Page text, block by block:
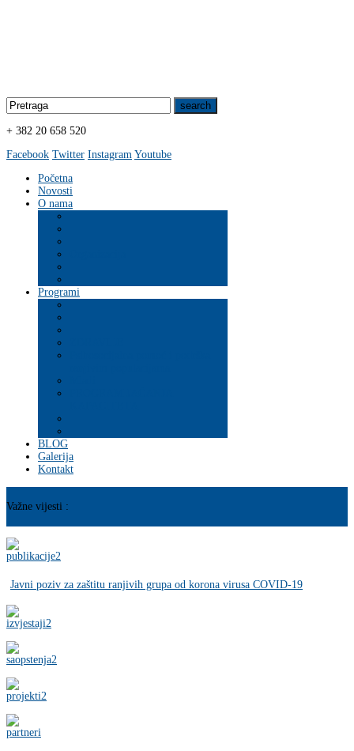
+ 382 20 658 520
Facebook Twitter Instagram Youtube
Početna
Novosti
O nama
Programi
BLOG
Galerija
Kontakt
Važne vijesti :
Javni poziv za zaštitu ranjivih grupa od korona virusa COVID-19